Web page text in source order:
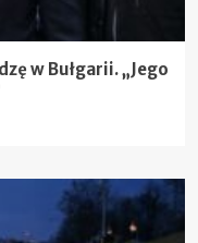
w Bułgarii. „Jego